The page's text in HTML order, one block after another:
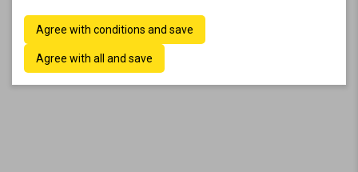
Agree with conditions and save
Agree with all and save